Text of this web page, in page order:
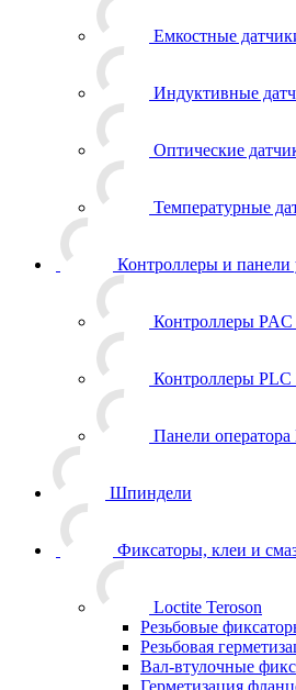
Емкостные
Индуктивные
Оптические
Температурные
Контроллеры и панели
Контроллеры
Контроллеры PLC
Панели
Шпиндели
Фиксаторы, клеи и
Loctite Teroson
Резьбовые
Резьбовая
Вал-втулочные
Герметизация